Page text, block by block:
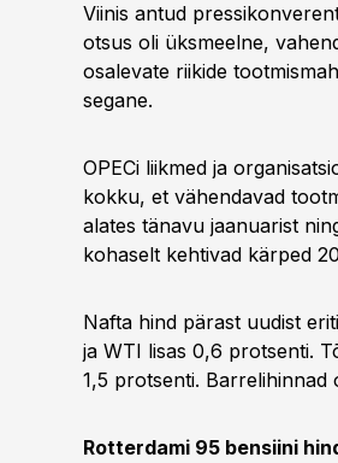
Viinis antud
otsus oli üksmeelne,
osalevate riikide
segane.
OPECi liikmed ja
kokku, et vähendavad
alates tänavu jaanuarist
kohaselt kehtivad kärped
Nafta hind pärast uudist
ja WTI lisas 0,6 protsenti.
1,5 protsenti.
Rotterdami 95 bensiini